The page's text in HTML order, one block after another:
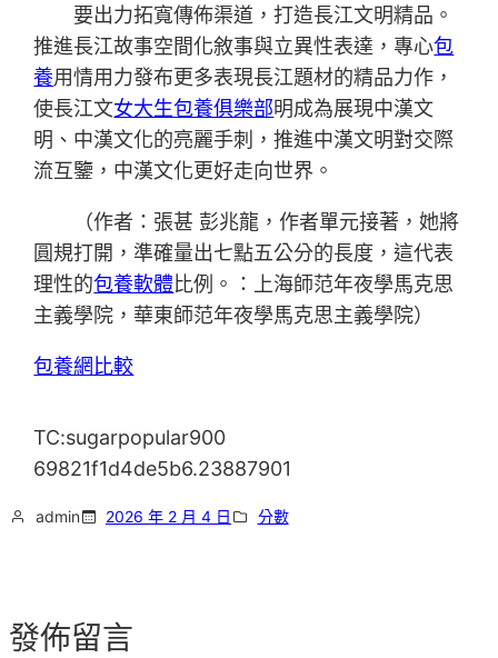
要出力拓寬傳佈渠道，打造長江文明精品。
推進長江故事空間化敘事與立異性表達，專心包
養用情用力發布更多表現長江題材的精品力作，
使長江文女大生包養俱樂部明成為展現中漢文
明、中漢文化的亮麗手刺，推進中漢文明對交際
流互鑒，中漢文化更好走向世界。
（作者：張甚 彭兆龍，作者單元接著，她將
圓規打開，準確量出七點五公分的長度，這代表
理性的包養軟體比例。：上海師范年夜學馬克思
主義學院，華東師范年夜學馬克思主義學院）
包養網比較
TC:sugarpopular900
69821f1d4de5b6.23887901
admin 2026 年 2 月 4 日 分數
發佈留言